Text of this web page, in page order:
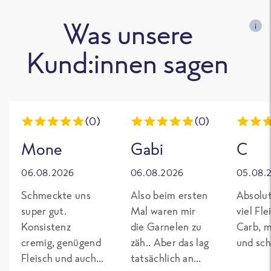
Was unsere
Kund:innen sagen
i
(0)
Mone
06.08.2026
Schmeckte uns
super gut.
Konsistenz
cremig, genügend
Fleisch und auch
(0)
Gabi
06.08.2026
Also beim ersten
Mal waren mir
die Garnelen zu
zäh.. Aber das lag
tatsächlich an
C
viel
Carb,
und